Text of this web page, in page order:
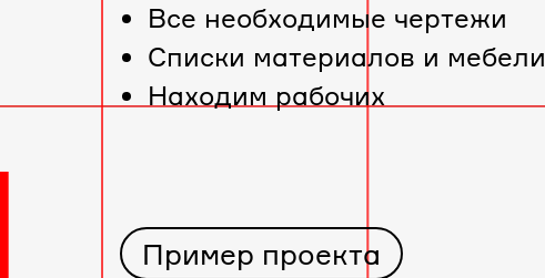
Все необходимые чертежи
Cписки материалов и мебели
Находим рабочих
Пример проекта